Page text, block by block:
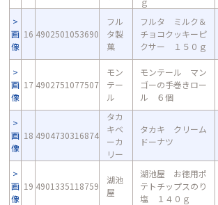
画
像
16 4902501053690
フル
タ製
菓
フルタ ミルク＆
チョコクッキーピ
クサー １５０ｇ
画
像
17 4902751077507
モン
テー
ル
モンテール マン
ゴーの手巻きロー
ル ６個
画
像
18 4904730316874
タカ
キベ
ーカ
リー
タカキ クリーム
ドーナツ
画
像
19 4901335118759
湖池
屋
湖池屋 お徳用ポ
テトチップスのり
塩 １４０ｇ